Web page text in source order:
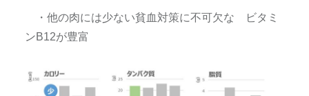
・他の肉には少ない貧血対策に不可欠な ビタミ
ンB12が豊富